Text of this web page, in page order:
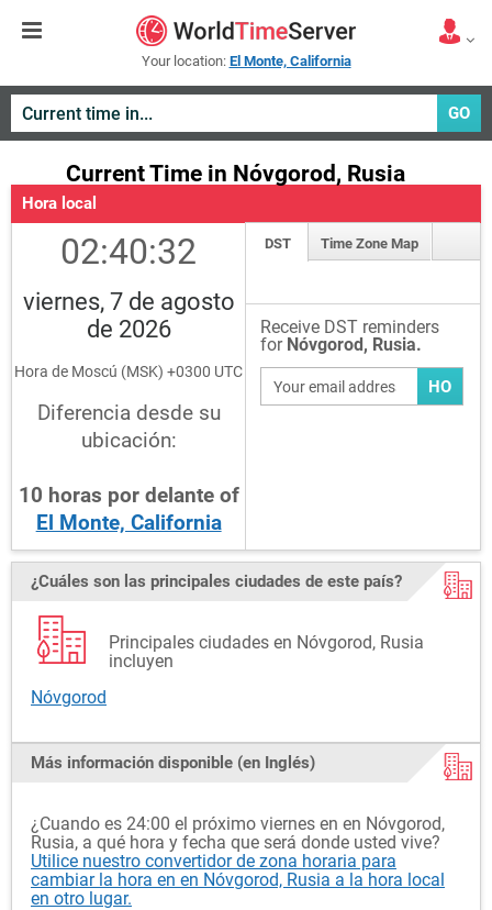
Your location: El Monte, California
GO
Current Time in Nóvgorod, Rusia
Hora local
02:40:33
viernes, 7 de agosto
de 2026
Hora de Moscú (MSK) +0300 UTC
Diferencia desde su
ubicación:
10 horas por delante of
El Monte, California
DST Time Zone Map
Receive DST reminders
for Nóvgorod, Rusia.
HO
¿Cuáles son las principales ciudades de este país?
Principales ciudades en Nóvgorod, Rusia
incluyen
Nóvgorod
Más información disponible (en Inglés)
¿Cuando es 24:00 el próximo viernes en en Nóvgorod,
Rusia, a qué hora y fecha que será donde usted vive?
Utilice nuestro convertidor de zona horaria para
cambiar la hora en en Nóvgorod, Rusia a la hora local
en otro lugar.